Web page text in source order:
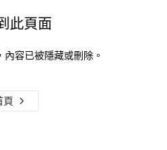
此頁面
容已被隱藏或刪除。
頁